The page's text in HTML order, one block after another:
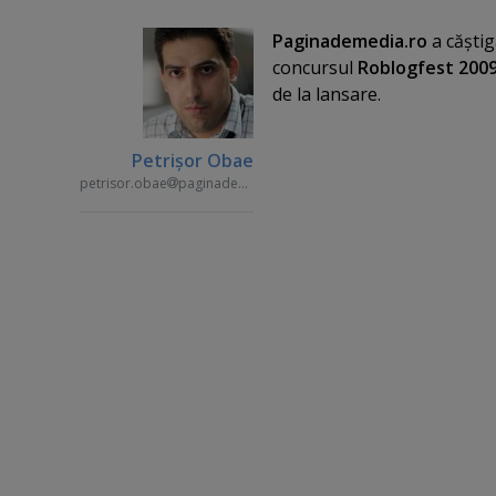
Petrişor Obae
petrisor.obae paginademedia.ro
Paginademedia.ro a
concursul Roblogfest
de la lansare.